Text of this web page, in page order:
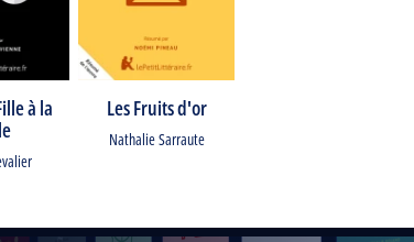
à la
Les Fruits d'or
Nathalie Sarraute